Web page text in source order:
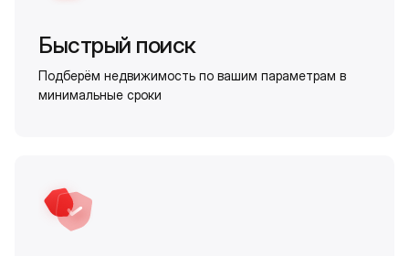
Быстрый поиск
Подберём недвижимость по вашим параметрам в
минимальные сроки